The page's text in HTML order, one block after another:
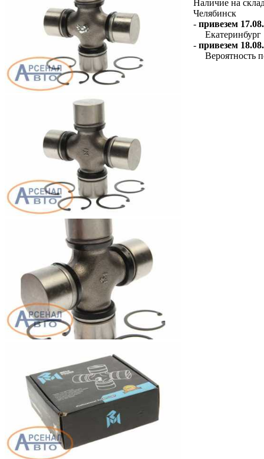
Наличие на
Челябинск
- привезем
Екатеринбург
- привезем
Вероятность